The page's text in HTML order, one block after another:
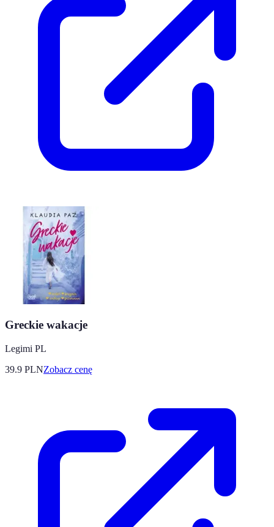
Greckie wakacje
Legimi PL
39.9 PLNZobacz cenę